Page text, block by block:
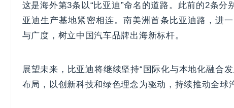
这是海外第3条以“比亚迪”命名的道路。此前的2条
亚迪生产基地紧密相连。南美洲首条比亚迪路，进
与广度，树立中国汽车品牌出海新标杆。
展望未来，比亚迪将继续坚持“国际化与本地化融合
布局，以创新科技和绿色理念为驱动，持续推动全球